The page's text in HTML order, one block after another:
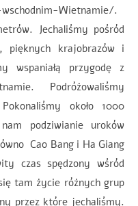
Wietnamie/.
Jechaliśmy pośród
pięknych krajobrazów i
wspaniałą przygodę z
Podróżowaliśmy
około 1000
podziwianie uroków
Cao Bang i Ha Giang
czas spędzony wśród
tam życie różnych grup
przez które jechaliśmy.